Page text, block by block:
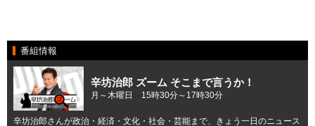
番組情報
辛坊治郎 ズーム そこまで言うか！
月～木曜日 15時30分～17時30分
辛坊治郎さんが政治・経済・文化・社会・芸能まで、きょう一日のニュース